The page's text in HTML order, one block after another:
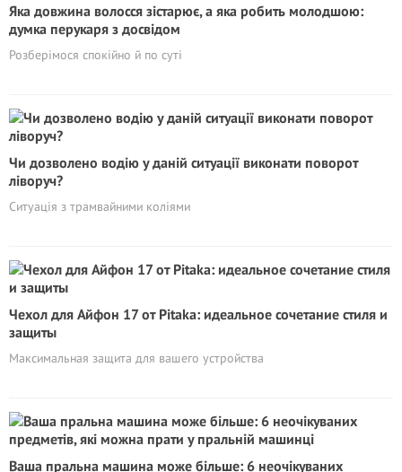
Яка довжина волосся зістарює, а яка робить молодшою:
думка перукаря з досвідом
Розберімося спокійно й по суті
Чи дозволено водію у даній ситуації виконати поворот
ліворуч?
Ситуація з трамвайними коліями
Чехол для Айфон 17 от Pitaka: идеальное сочетание стиля и
защиты
Максимальная защита для вашего устройства
Ваша пральна машина може більше: 6 неочікуваних